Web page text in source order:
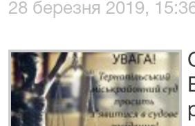
28 березня 2019,